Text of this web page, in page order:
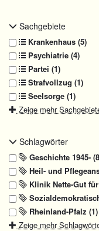
Sachgebiete
Krankenhaus (5)
Psychiatrie (4)
Partei (1)
Strafvollzug (1)
Seelsorge (1)
Zeige mehr
Schlagwörter
Geschichte 1945-
Heil- und
Klinik Nette-Gut
Rheinland-Pfalz (1)
Zeige mehr